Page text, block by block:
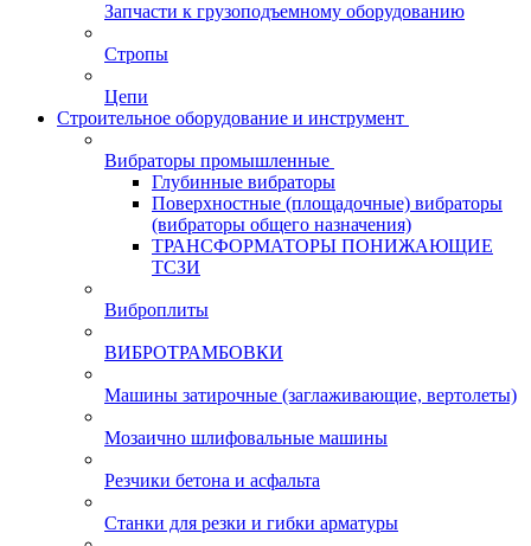
Запчасти к грузоподъемному оборудованию
Стропы
Цепи
Строительное оборудование и инструмент
Вибраторы промышленные
Глубинные вибраторы
Поверхностные (площадочные) вибраторы
(вибраторы общего назначения)
ТРАНСФОРМАТОРЫ ПОНИЖАЮЩИЕ
ТСЗИ
Виброплиты
ВИБРОТРАМБОВКИ
Машины затирочные (заглаживающие, вертолеты)
Мозаично шлифовальные машины
Резчики бетона и асфальта
Станки для резки и гибки арматуры